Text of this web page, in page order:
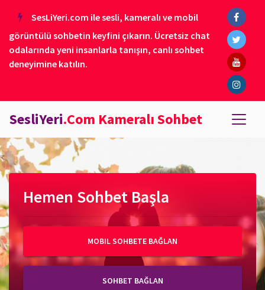
SesLiYeri.com ile sesli, kameralı ve mobil
görüntülü sohbetin keyfini çıkarın. Ücretsiz chat
odalarında yeni insanlarla tanışın, canlı sohbet
deneyimine katılın.
SesliYeri.Com Kameralı Sohbet
Hemen Sohbet Başla
MOBIL SOHBETE BAĞLAN
SOHBET BAĞLAN